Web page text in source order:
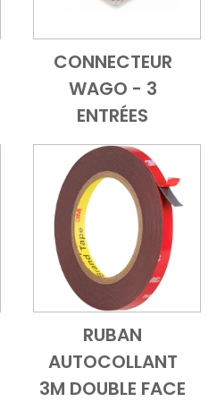
Add to Cart
Vue
CONNECTEUR
WAGO - 3
ENTRÉES
Add to Cart
Vue
RUBAN
AUTOCOLLANT
3M DOUBLE FACE